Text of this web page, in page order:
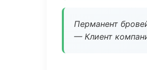
Перманент
— Клиент